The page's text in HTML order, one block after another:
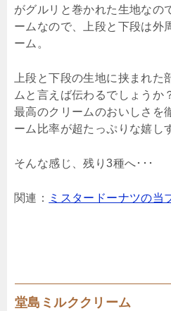
がグルリと巻かれた生地なの
ームなので、上段と下段は外
ーム。
上段と下段の生地に挟まれた
ムと言えば伝わるでしょうか
最高のクリームのおいしさを
ーム比率が超たっぷりな嬉し
そんな感じ、残り3種へ･･･
関連： ミスタードーナツの当
堂島ミルククリーム